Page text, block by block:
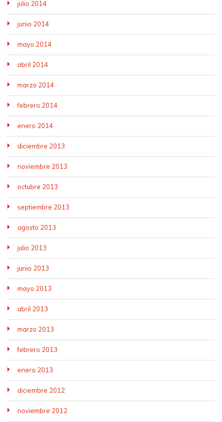
julio 2014
junio 2014
mayo 2014
abril 2014
marzo 2014
febrero 2014
enero 2014
diciembre 2013
noviembre 2013
octubre 2013
septiembre 2013
agosto 2013
julio 2013
junio 2013
mayo 2013
abril 2013
marzo 2013
febrero 2013
enero 2013
diciembre 2012
noviembre 2012